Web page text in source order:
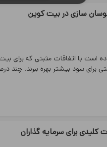
سازی در بیت کوین
است با اتفاقات مثبتی که برای
برای سود بیشتر بهره ببرند.
کلیدی برای سرمایه گذاران